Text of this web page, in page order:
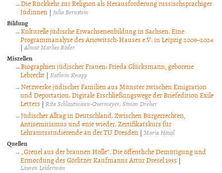
Die Rückkehr zur Religion als Herausforderung russischsprachiger
Jüdinnen | Julia Bernstein
Bildung
Kulturelle jüdische Erwachsenenbildung in Sachsen. Eine
Programmanalyse des Ariowitsch-Hauses e.V. in Leipzig 2009–2024
|Almut Marlies Röder
Miszellen
Biographien jüdischer Frauen: Frieda Glücksmann, geborene
Lebrecht | Kathrin Knapp
Netzwerke jüdischer Familien aus Münster zwischen Emigration
und Deportation. Digitale Erschließungswege der Briefedition Exile
Letters | Rita Schlautmann-Overmeyer Simon Dreher
Jüdischer Alltag in Deutschland. Zwischen Bürgerrechten,
Antisemitismus und #nie wieder. Zertifikatskurs für
Lehramtsstudierende an der TU Dresden | Maria Häusl
Quellen
„Greuel aus der braunen Hölle“. Die öffentliche Demütigung und
Ermordung des Görlitzer Kaufmanns Artur Dresel 1935 |
Lauren Leiderman